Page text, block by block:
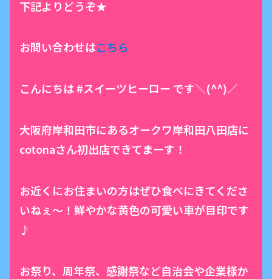
下記よりどうぞ★
お問い合わせはこちら
こんにちは #スイーツヒーロー です＼(^^)／
大阪府岸和田市にあるオークワ岸和田八田店に
cotonaさん初出店できてまーす！
お近くにお住まいの方はぜひ食べにきてくださ
いねぇ～！鮮やかな黄色の可愛い車が目印です
♪
お祭り、周年祭、感謝祭など自治会や企業様か